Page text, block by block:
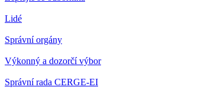
Lidé
Správní orgány
Výkonný a dozorčí výbor
Správní rada CERGE-EI